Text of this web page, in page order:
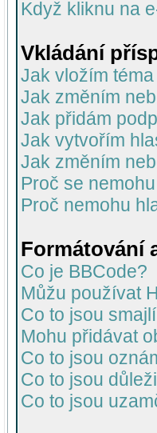
Když kliknu na
Vkládání
Jak vložím
Jak změním
Jak přidám
Jak vytvořím
Jak změním
Proč se
Proč nemohu
Formátování
Co je BBCode?
Můžu používat
Co to jsou
Mohu přidávat
Co to jsou
Co to jsou
Co to jsou